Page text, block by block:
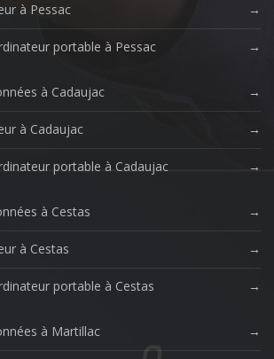
à Pessac
portable à Pessac
à Cadaujac
à Cadaujac
portable à Cadaujac
à Cestas
à Cestas
portable à Cestas
à Martillac